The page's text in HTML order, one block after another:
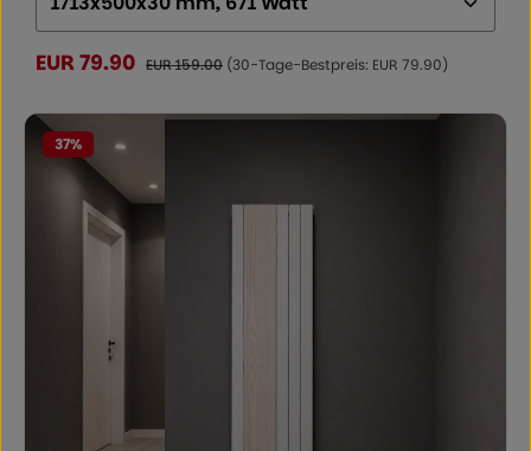
Verkaufspreis:
EUR 79.90 Regulärer Preis:
EUR 159.00 (30-Tage-Bestpreis: EUR 79.90)
37%